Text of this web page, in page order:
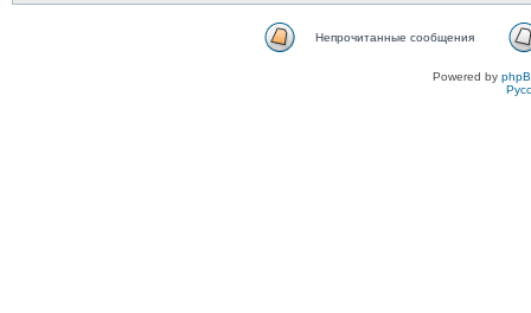
Непрочитанные сообщения
Powered by